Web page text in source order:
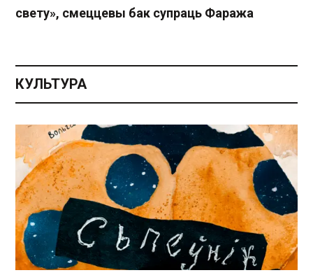
свету», смеццевы бак супраць Фаража
КУЛЬТУРА